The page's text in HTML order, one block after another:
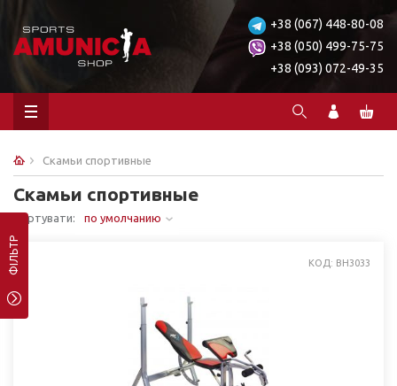
+38 (067) 448-80-08
+38 (050) 499-75-75
+38 (093) 072-49-35
Скамьи спортивные
Скамьи спортивные
Сортувати: по умолчанию
ФІЛЬТР КОД: BH3033